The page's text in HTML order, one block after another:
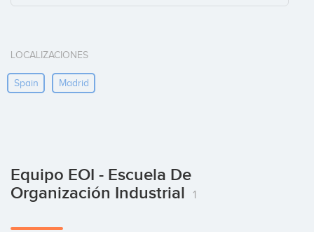
LOCALIZACIONES
Spain Madrid
Equipo EOI - Escuela De
Organización Industrial
1